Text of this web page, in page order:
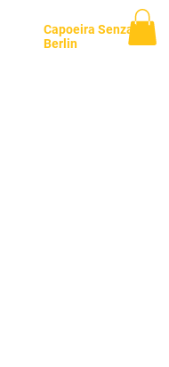
Capoeira Senzala
Berlin